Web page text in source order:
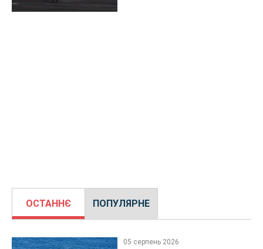
ОСТАННЄ ПОПУЛЯРНЕ
05 серпень 2026